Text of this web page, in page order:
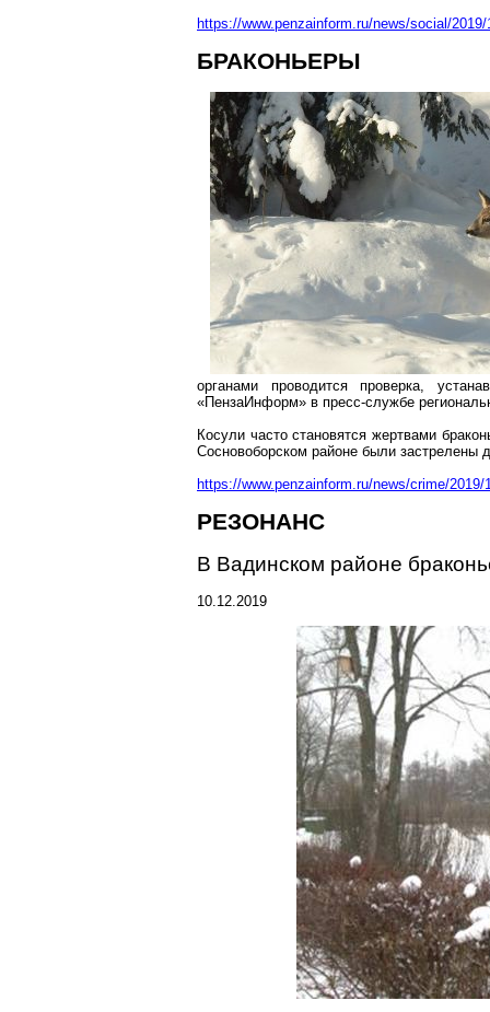
https://www.penzainform.ru/news/social/
БРАКОНЬЕРЫ
органами проводится проверка,
«ПензаИнформ» в пресс-службе
Косули часто становятся жертвами
Сосновоборском районе были застрелены
https://www.penzainform.ru/news/crime/
РЕЗОНАНС
В Вадинском районе
10.12.2019